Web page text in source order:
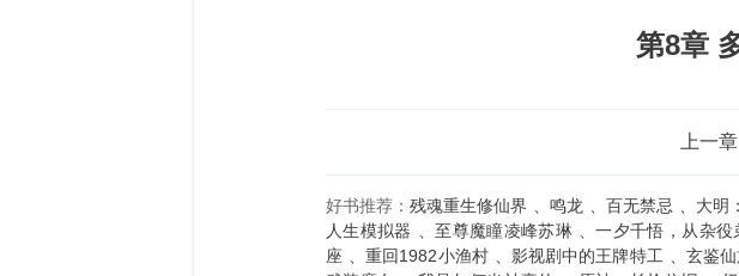
第8章
上一章
好书推荐： 残魂重生修仙界 鸣龙 百无禁忌 大明
人生模拟器
至尊魔瞳凌峰苏琳 一夕千悟，从杂役
座
重回1982小渔村 影视剧中的王牌特工 玄鉴